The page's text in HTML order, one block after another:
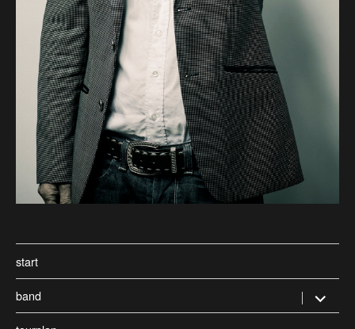
start
band
öffnen